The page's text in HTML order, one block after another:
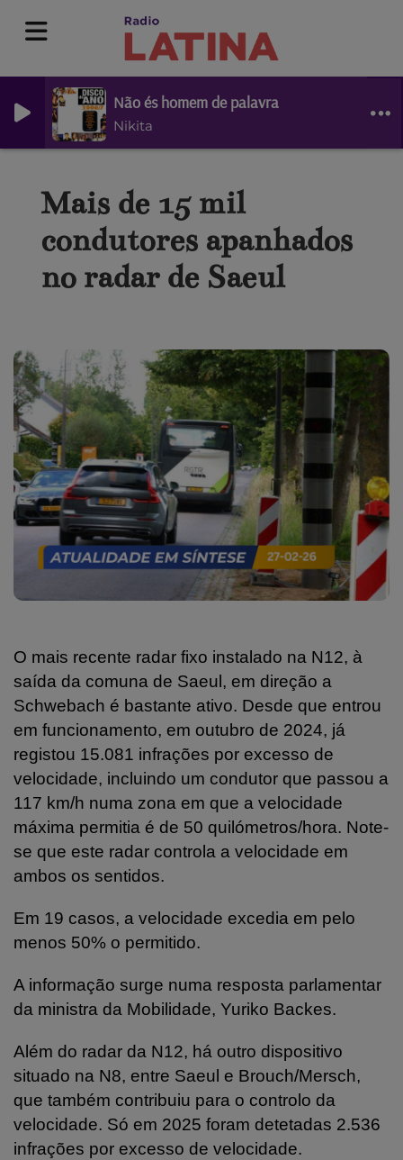
Não és homem de palavra
Nikita
Mais de 15 mil
condutores apanhados
no radar de Saeul
O mais recente radar fixo instalado na N12, à
saída da comuna de Saeul, em direção a
Schwebach é bastante ativo. Desde que entrou
em funcionamento, em outubro de 2024, já
registou 15.081 infrações por excesso de
velocidade, incluindo um condutor que passou a
117 km/h numa zona em que a velocidade
máxima permitia é de 50 quilómetros/hora. Note-
se que este radar controla a velocidade em
ambos os sentidos.
Em 19 casos, a velocidade excedia em pelo
menos 50% o permitido.
A informação surge numa resposta parlamentar
da ministra da Mobilidade, Yuriko Backes.
Além do radar da N12, há outro dispositivo
situado na N8, entre Saeul e Brouch/Mersch,
que também contribuiu para o controlo da
velocidade. Só em 2025 foram detetadas 2.536
infrações por excesso de velocidade.